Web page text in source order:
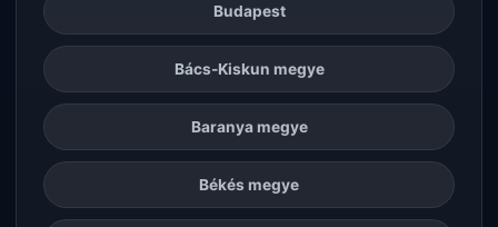
Budapest
Bács-Kiskun megye
Baranya megye
Békés megye